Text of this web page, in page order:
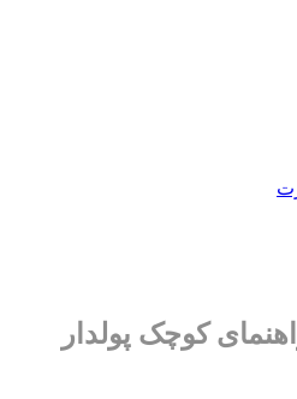
کوچک پولدار